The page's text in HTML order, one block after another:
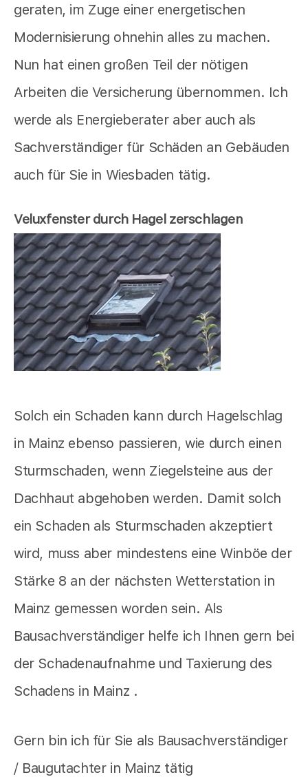
geraten, im Zuge einer energetischen
Modernisierung ohnehin alles zu machen.
Nun hat einen großen Teil der nötigen
Arbeiten die Versicherung übernommen. Ich
werde als Energieberater aber auch als
Sachverständiger für Schäden an Gebäuden
auch für Sie in Wiesbaden tätig.
Veluxfenster durch Hagel zerschlagen
Solch ein Schaden kann durch Hagelschlag
in Mainz ebenso passieren, wie durch einen
Sturmschaden, wenn Ziegelsteine aus der
Dachhaut abgehoben werden. Damit solch
ein Schaden als Sturmschaden akzeptiert
wird, muss aber mindestens eine Winböe der
Stärke 8 an der nächsten Wetterstation in
Mainz gemessen worden sein. Als
Bausachverständiger helfe ich Ihnen gern bei
der Schadenaufnahme und Taxierung des
Schadens in Mainz .
Gern bin ich für Sie als Bausachverständiger
/ Baugutachter in Mainz tätig